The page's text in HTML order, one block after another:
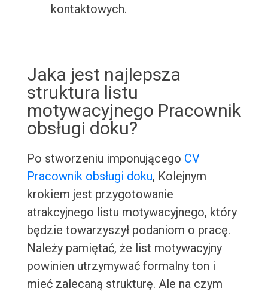
kontaktowych.
Jaka jest najlepsza
struktura listu
motywacyjnego Pracownik
obsługi doku?
Po stworzeniu imponującego CV
Pracownik obsługi doku, Kolejnym
krokiem jest przygotowanie
atrakcyjnego listu motywacyjnego, który
będzie towarzyszył podaniom o pracę.
Należy pamiętać, że list motywacyjny
powinien utrzymywać formalny ton i
mieć zalecaną strukturę. Ale na czym